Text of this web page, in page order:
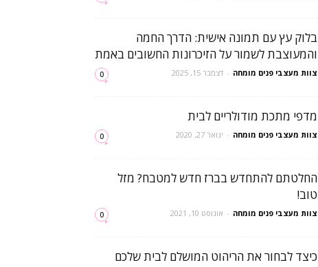
בלוק עץ עם תמונה אישית: הדרך החמה
והמעוצבת לשמור על הזיכרונות החשובים באמת
צוות מעצבי פנים מומחה - דצמבר 15, 2025 0
מדפי מתכת מודולריים לבית
צוות מעצבי פנים מומחה - ינואר 27, 2020 0
החלטתם להתחדש בברז חדש למטבח? מזל
טוב!
צוות מעצבי פנים מומחה - אוגוסט 10, 2021 0
כיצד לבחור את הריהוט המושלם לבית שלכם